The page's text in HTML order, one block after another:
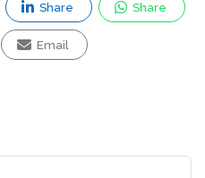
Share Share
Email